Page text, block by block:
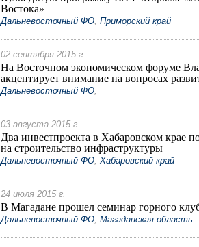
Востока»
Дальневосточный ФО, Приморский край
02 сентября 2015 г.
На Восточном экономическом форуме
акцентирует внимание на вопросах
Дальневосточный ФО,
03 августа 2015 г.
Два инвестпроекта в Хабаровском крае
на строительство инфраструктуры
Дальневосточный ФО, Хабаровский край
24 июля 2015 г.
В Магадане прошел семинар горного
Дальневосточный ФО, Магаданская область